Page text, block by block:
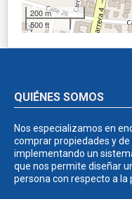
200 m
500 ft
QUIÉNES SOMOS
Nos especializamos en
comprar propiedades y
implementando un
que nos permite diseñar
persona con respecto a la